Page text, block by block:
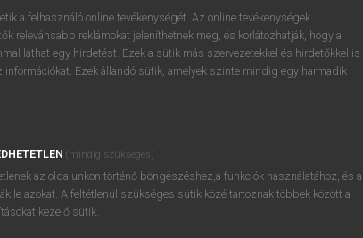
a felhasználó online tevékenységét. Az online tevékenységek
relevánsabb reklámokat jeleníthetnek meg, és korlátozhatják, hogy a
láthat egy hirdetést. Ezek a sütik más szervezetekkel és hirdetőkkel is
információkat. Ezek állandó sütik, amelyek szinte mindig egy harmadik
(mindig szükséges)
az oldalunkon történő böngészéshez,a funkciók használatához, és a
le azokat. A feltétlenül szükséges sütik közé tartoznak többek között a
kezelő sütik.